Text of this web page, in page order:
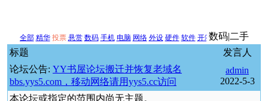
全部 精华 投票 悬赏 数码 手机 电脑 网络 外设 硬件 软件 开箱 二手交易 新闻
数码|二手
标题
发言人
论坛公告: YY书屋论坛搬迁并恢复老域名
bbs.yys5.com，移动网络请用yys5.cc访问
admin
2022-5-3
本论坛或指定的范围内尚无主题。